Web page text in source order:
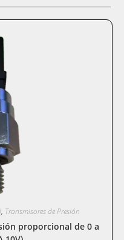
, Transmisores de Presión
proporcional de 0 a